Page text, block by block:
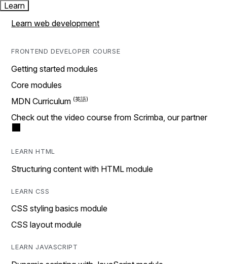
Learn
Learn web development
FRONTEND DEVELOPER COURSE
Getting started modules
Core modules
MDN Curriculum
Check out the video course from Scrimba, our partner
LEARN HTML
Structuring content with HTML module
LEARN CSS
CSS styling basics module
CSS layout module
LEARN JAVASCRIPT